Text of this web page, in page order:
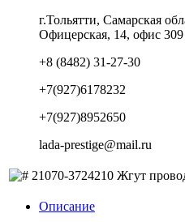
г.Тольятти, Самарская
Офицерская, 14, офис 309
+8 (8482) 31-27-30
+7(927)6178232
+7(927)8952650
lada-prestige@mail.ru
21070-3724210 Жгут
Описание